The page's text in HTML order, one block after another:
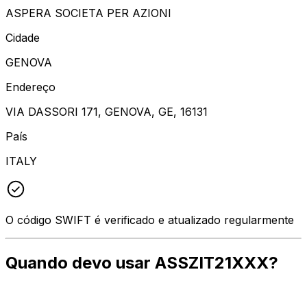
ASPERA SOCIETA PER AZIONI
Cidade
GENOVA
Endereço
VIA DASSORI 171, GENOVA, GE, 16131
País
ITALY
O código SWIFT é verificado e atualizado regularmente
Quando devo usar ASSZIT21XXX?